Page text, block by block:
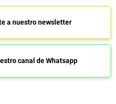
a nuestro newsletter
canal de Whatsapp